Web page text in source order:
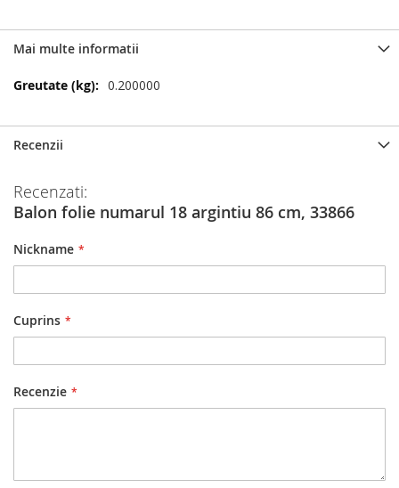
Mai multe informatii
Mai
0.200000
Recenzii
Recenzati:
Balon folie numarul 18 argintiu 86 cm, 33866
Nickname
Cuprins
Recenzie